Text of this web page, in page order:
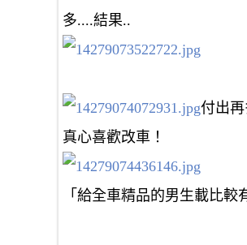
多....結果..
付出
真心喜歡改車！
「給全車精品的男生載比較